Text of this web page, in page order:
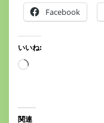
Facebook
いいね:
読
中…
関連